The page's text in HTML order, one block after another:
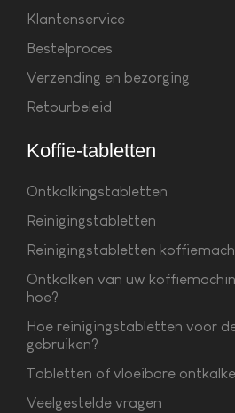
Klantenservice
Bestelproces
Verzending en bezorging
Retourbeleid
Koffie-tabletten
Ontkalkingstabletten
Reinigingstabletten
Reinigingstabletten
Ontkalken van uw
hoe?
Hoe reinigingstabletten voor
gebruiken?
Tabletten of vloeibare
Veelgestelde vragen